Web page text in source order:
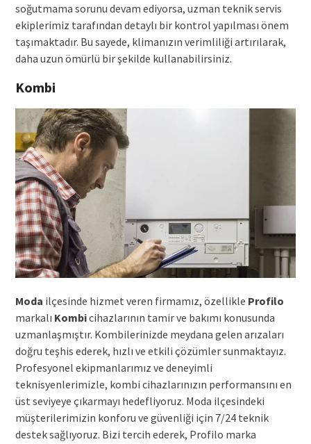
soğutmama sorunu devam ediyorsa, uzman teknik servis
ekiplerimiz tarafından detaylı bir kontrol yapılması önem
taşımaktadır. Bu sayede, klimanızın verimliliği artırılarak,
daha uzun ömürlü bir şekilde kullanabilirsiniz.
Kombi
Moda ilçesinde hizmet veren firmamız, özellikle Profilo
markalı Kombicihazlarının tamir ve bakımı konusunda
uzmanlaşmıştır. Kombilerinizde meydana gelen arızaları
doğru teşhis ederek, hızlı ve etkili çözümler sunmaktayız.
Profesyonel ekipmanlarımız ve deneyimli
teknisyenlerimizle, kombi cihazlarınızın performansını en
üst seviyeye çıkarmayı hedefliyoruz. Moda ilçesindeki
müşterilerimizin konforu ve güvenliği için 7/24 teknik
destek sağlıyoruz. Bizi tercih ederek, Profilo marka